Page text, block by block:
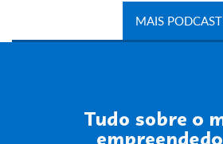
MAIS PODCAST